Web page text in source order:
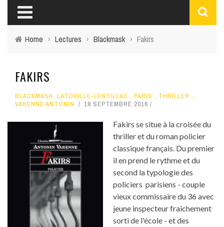
Home › Lectures › Blackmask › Fakirs
FAKIRS
BLACKMASK, LATOUILLE-LENTILLAC , PARIS , THRILLER ,
VARENNE ANTONIN
18 SEPTEMBRE 2016
Fakirs se situe à la croisée du
thriller et du roman policier
classique français. Du premier
il en prend le rythme et du
second la typologie des
policiers parisiens - couple
vieux commissaire du 36 avec
jeune inspecteur fraichement
sorti de l'école - et des